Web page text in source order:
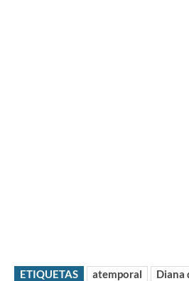
ETIQUETAS atemporal
Diana